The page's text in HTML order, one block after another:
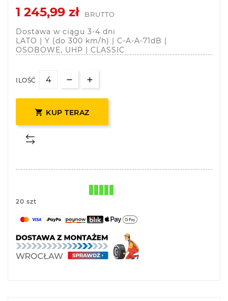
1 245,99 zł
BRUTTO
Dostawa w ciągu 3-4 dni
LATO | Y (do 300 km/h) | C-A-A-71dB |
OSOBOWE, UHP | CLASSIC
ILOŚĆ
 KUP TERAZ
20 szt